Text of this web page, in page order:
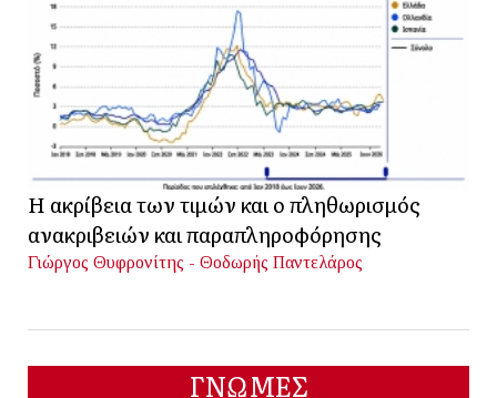
Η ακρίβεια των τιμών και ο πληθωρισμός
ανακριβειών και παραπληροφόρησης
Γιώργος Θυφρονίτης - Θοδωρής Παντελάρος
ΓΝΩΜΕΣ